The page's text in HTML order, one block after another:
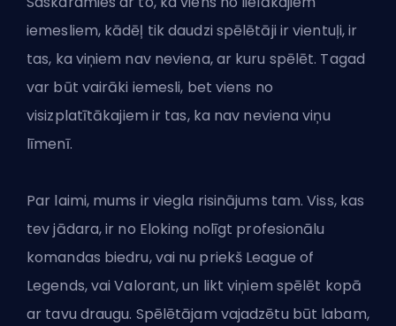
iemesliem, kādēļ tik daudzi spēlētāji ir vientuļi, ir
tas, ka viņiem nav neviena, ar kuru spēlēt. Tagad
var būt vairāki iemesli, bet viens no
visizplatītākajiem ir tas, ka nav neviena viņu
līmenī.
Par laimi, mums ir viegla risinājums tam. Viss, kas
tev jādara, ir no Eloking nolīgt profesionālu
komandas biedru, vai nu priekš League of
Legends, vaiValorant, un likt viņiem spēlēt kopā
ar tavu draugu. Spēlētājam vajadzētu būt labam,